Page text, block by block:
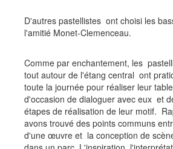
D'autres pastellistes ont choisi les
l'amitié Monet-Clemenceau.
Comme par enchantement, les
tout autour de l'étang central ont
toute la journée pour réaliser leur
d'occasion de dialoguer avec eux et
étapes de réalisation de leur motif.
avons trouvé des points communs
d'une œuvre et la conception de